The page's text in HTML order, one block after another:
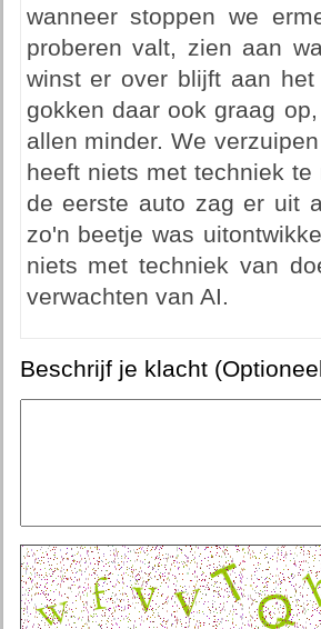
wanneer stoppen we
proberen valt, zien aan
winst er over blijft aan
gokken daar ook graag
allen minder. We
heeft niets met techniek
de eerste auto zag er uit
zo'n beetje was
niets met techniek van
verwachten van AI.
Beschrijf je klacht